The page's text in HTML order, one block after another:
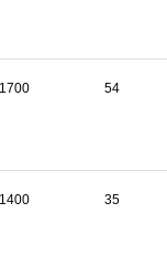
54
35